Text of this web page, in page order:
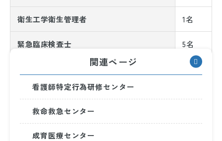
衛生工学衛生管理者 1名
緊急臨床検査士 5名
臨床検査技師臨地実習指導者 2名
生化学・免疫検査部門
関連ページ
看護師特定行為研修センター
救命救急センター
成育医療センター